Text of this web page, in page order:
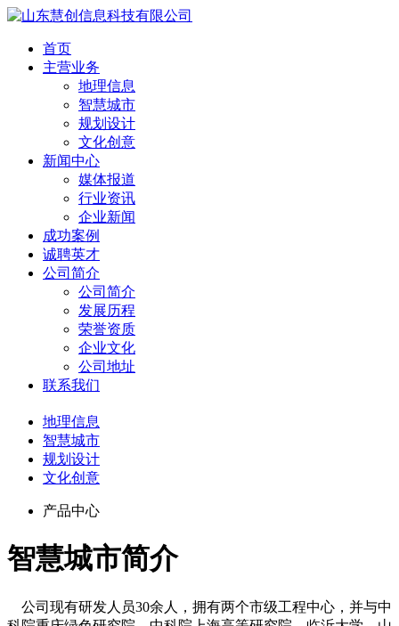
首页
主营业务
地理信息
智慧城市
规划设计
文化创意
新闻中心
媒体报道
行业资讯
企业新闻
成功案例
诚聘英才
公司简介
公司简介
发展历程
荣誉资质
企业文化
公司地址
联系我们
地理信息
智慧城市
规划设计
文化创意
产品中心
智慧城市简介
公司现有研发人员30余人，拥有两个市级工程中心，并与中